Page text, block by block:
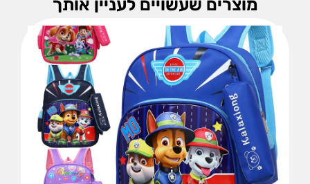
מוצרים שעשויים לעניין אותך